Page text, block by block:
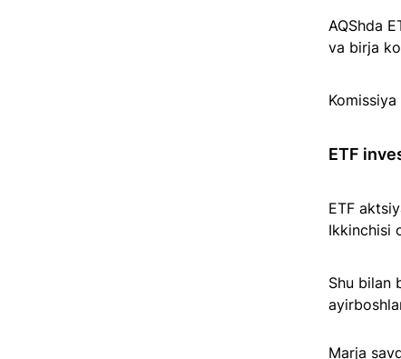
AQShda
va birja
ETF
ETF
Ikkinchisi
Shu bilan
Marja